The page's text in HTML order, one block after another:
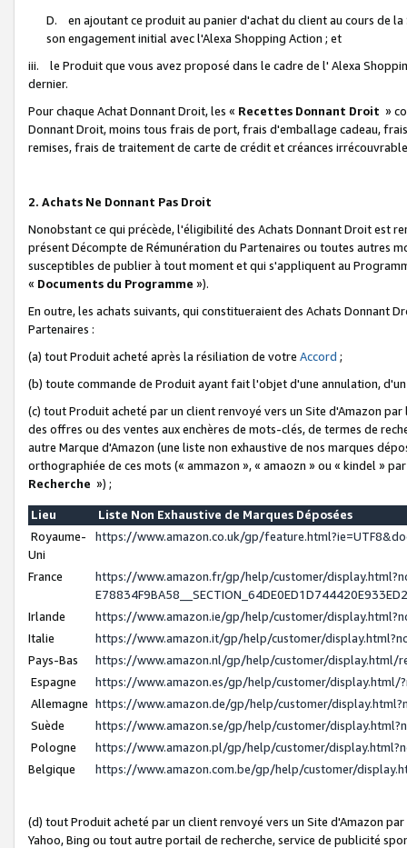
D. en ajoutant ce produit au panier d'achat du client au cours de
son engagement initial avec l'Alexa Shopping Action ; et
iii. le Produit que vous avez proposé dans le cadre de l' Alexa
dernier.
Pour chaque Achat Donnant Droit, les « Recettes Donnant Droit »
Donnant Droit, moins tous frais de port, frais d'emballage cadeau,
remises, frais de traitement de carte de crédit et créances
2. Achats Ne Donnant Pas Droit
Nonobstant ce qui précède, l'éligibilité des Achats Donnant Droit est
présent Décompte de Rémunération du Partenaires ou toutes autres
susceptibles de publier à tout moment et qui s'appliquent au
« Documents du Programme »).
En outre, les achats suivants, qui constitueraient des Achats Donnant
Partenaires :
(a) tout Produit acheté après la résiliation de votre Accord ;
(b) toute commande de Produit ayant fait l'objet d'une annulation,
(c) tout Produit acheté par un client renvoyé vers un Site d'Amazon
des offres ou des ventes aux enchères de mots-clés, de termes de
autre Marque d'Amazon (une liste non exhaustive de nos marques
orthographiée de ces mots (« ammazon », « amaozn » ou « kindel »
Recherche ») ;
Lieu
Liste Non Exhaustive de Marques Déposées
Royaume-
Uni
https://www.amazon.co.uk/gp/
France
https://www.amazon.fr/gp/help/customer/
Irlande
https://www.amazon.ie/gp/help/customer/
Italie
https://www.amazon.it/gp/help/customer/
Pays-Bas
https://www.amazon.nl/gp/help/customer/display.html/
Espagne
https://www.amazon.es/gp/help/customer/display.html/
Allemagne https://www.amazon.de/gp/help/customer/
Suède
https://www.amazon.se/gp/help/customer/
Pologne
https://www.amazon.pl/gp/help/customer/
Belgique
https://www.amazon.com.be/gp/help/customer/
(d) tout Produit acheté par un client renvoyé vers un Site d'Amazon
Yahoo, Bing ou tout autre portail de recherche, service de publicité